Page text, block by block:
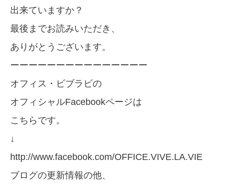
出来ていますか？
最後までお読みいただき、
ありがとうございます。
ーーーーーーーーーーーーーーー
オフィス・ビブラビの
オフィシャルFacebookページは
こちらです。
↓
http://www.facebook.com/OFFICE.VIVE.LA.VIE
ブログの更新情報の他、